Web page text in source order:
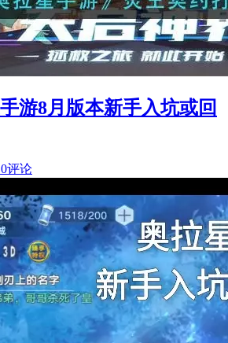
游8月版本新手入坑或回
0评论